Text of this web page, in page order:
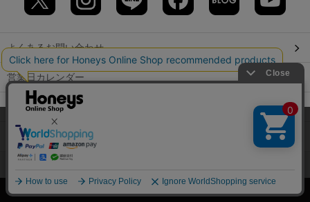
よくあるお問い合わせ
営業日カレンダー
店舗検索
GLOBAL GUIDE（海外からご利用のお客様）
当サイトでは、サイトの利便性向上のため、クッキー(Cookie)を使
用しています。詳しくは「
」をご覧くださ
OK